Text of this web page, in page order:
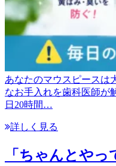
あなたのマウスピースは
なお手入れを歯科医師が
日20時間…
詳しく見る
「ちゃんとや